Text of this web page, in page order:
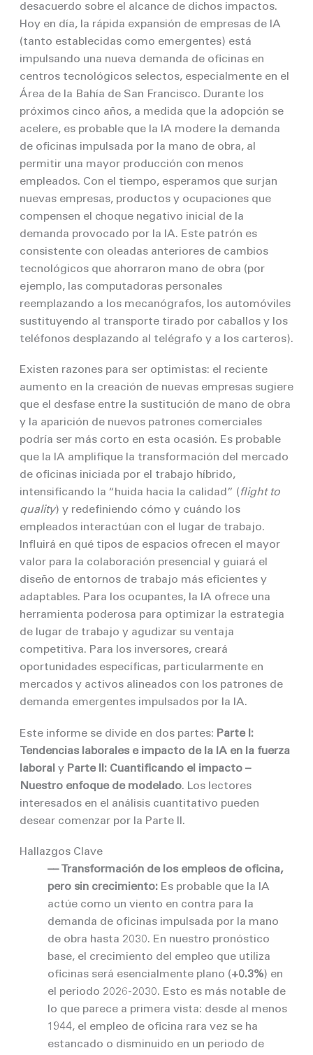
desacuerdo sobre el alcance de dichos impactos.
Hoy en día, la rápida expansión de empresas de IA
(tanto establecidas como emergentes) está
impulsando una nueva demanda de oficinas en
centros tecnológicos selectos, especialmente en el
Área de la Bahía de San Francisco. Durante los
próximos cinco años, a medida que la adopción se
acelere, es probable que la IA modere la demanda
de oficinas impulsada por la mano de obra, al
permitir una mayor producción con menos
empleados. Con el tiempo, esperamos que surjan
nuevas empresas, productos y ocupaciones que
compensen el choque negativo inicial de la
demanda provocado por la IA. Este patrón es
consistente con oleadas anteriores de cambios
tecnológicos que ahorraron mano de obra (por
ejemplo, las computadoras personales
reemplazando a los mecanógrafos, los automóviles
sustituyendo al transporte tirado por caballos y los
teléfonos desplazando al telégrafo y a los carteros).
Existen razones para ser optimistas: el reciente
aumento en la creación de nuevas empresas sugiere
que el desfase entre la sustitución de mano de obra
y la aparición de nuevos patrones comerciales
podría ser más corto en esta ocasión. Es probable
que la IA amplifique la transformación del mercado
de oficinas iniciada por el trabajo híbrido,
intensificando la “huida hacia la calidad” (flight to
quality) y redefiniendo cómo y cuándo los
empleados interactúan con el lugar de trabajo.
Influirá en qué tipos de espacios ofrecen el mayor
valor para la colaboración presencial y guiará el
diseño de entornos de trabajo más eficientes y
adaptables. Para los ocupantes, la IA ofrece una
herramienta poderosa para optimizar la estrategia
de lugar de trabajo y agudizar su ventaja
competitiva. Para los inversores, creará
oportunidades específicas, particularmente en
mercados y activos alineados con los patrones de
demanda emergentes impulsados por la IA.
Este informe se divide en dos partes: Parte I:
Tendencias laborales e impacto de la IA en la fuerza
laboral y Parte II: Cuantificando el impacto –
Nuestro enfoque de modelado. Los lectores
interesados en el análisis cuantitativo pueden
desear comenzar por la Parte II.
Hallazgos Clave
–– Transformación de los empleos de oficina,
pero sin crecimiento:Es probable que la IA
actúe como un viento en contra para la
demanda de oficinas impulsada por la mano
de obra hasta 2030. En nuestro pronóstico
base, el crecimiento del empleo que utiliza
oficinas será esencialmente plano (+0.3%) en
el periodo 2026-2030. Esto es más notable de
lo que parece a primera vista: desde al menos
1944, el empleo de oficina rara vez se ha
estancado o disminuido en un periodo de